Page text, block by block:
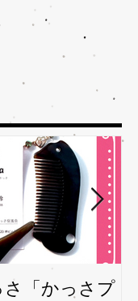
さ「かっさプ